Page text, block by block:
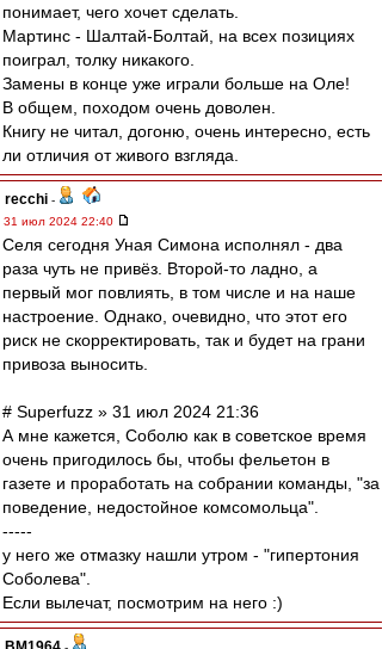
понимает, чего хочет сделать.
Мартинс - Шалтай-Болтай, на всех позициях
поиграл, толку никакого.
Замены в конце уже играли больше на Оле!
В общем, походом очень доволен.
Книгу не читал, догоню, очень интересно, есть
ли отличия от живого взгляда.
recchi -
31 июл 2024 22:40
Селя сегодня Уная Симона исполнял - два
раза чуть не привёз. Второй-то ладно, а
первый мог повлиять, в том числе и на наше
настроение. Однако, очевидно, что этот его
риск не скорректировать, так и будет на грани
привоза выносить.
# Superfuzz » 31 июл 2024 21:36
А мне кажется, Соболю как в советское время
очень пригодилось бы, чтобы фельетон в
газете и проработать на собрании команды, "за
поведение, недостойное комсомольца".
-----
у него же отмазку нашли утром - "гипертония
Соболева".
Если вылечат, посмотрим на него :)